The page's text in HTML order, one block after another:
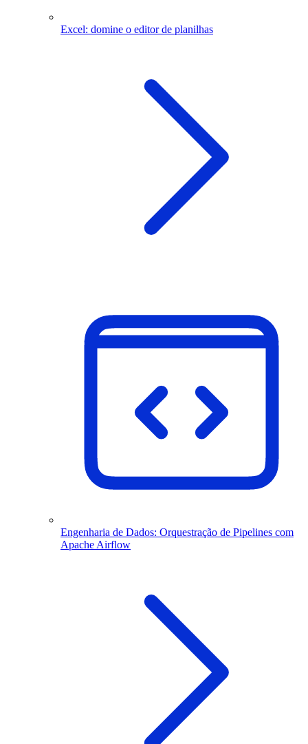
Excel: domine o editor de planilhas
Engenharia de Dados: Orquestração de Pipelines com
Apache Airflow